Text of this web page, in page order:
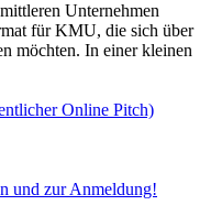
Unternehmen
für KMU, die sich über
möchten. In einer kleinen
Online Pitch)
und zur Anmeldung!